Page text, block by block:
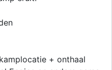
+ onthaal